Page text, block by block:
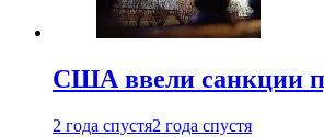
США ввели санкции
2 года спустя2 года спустя